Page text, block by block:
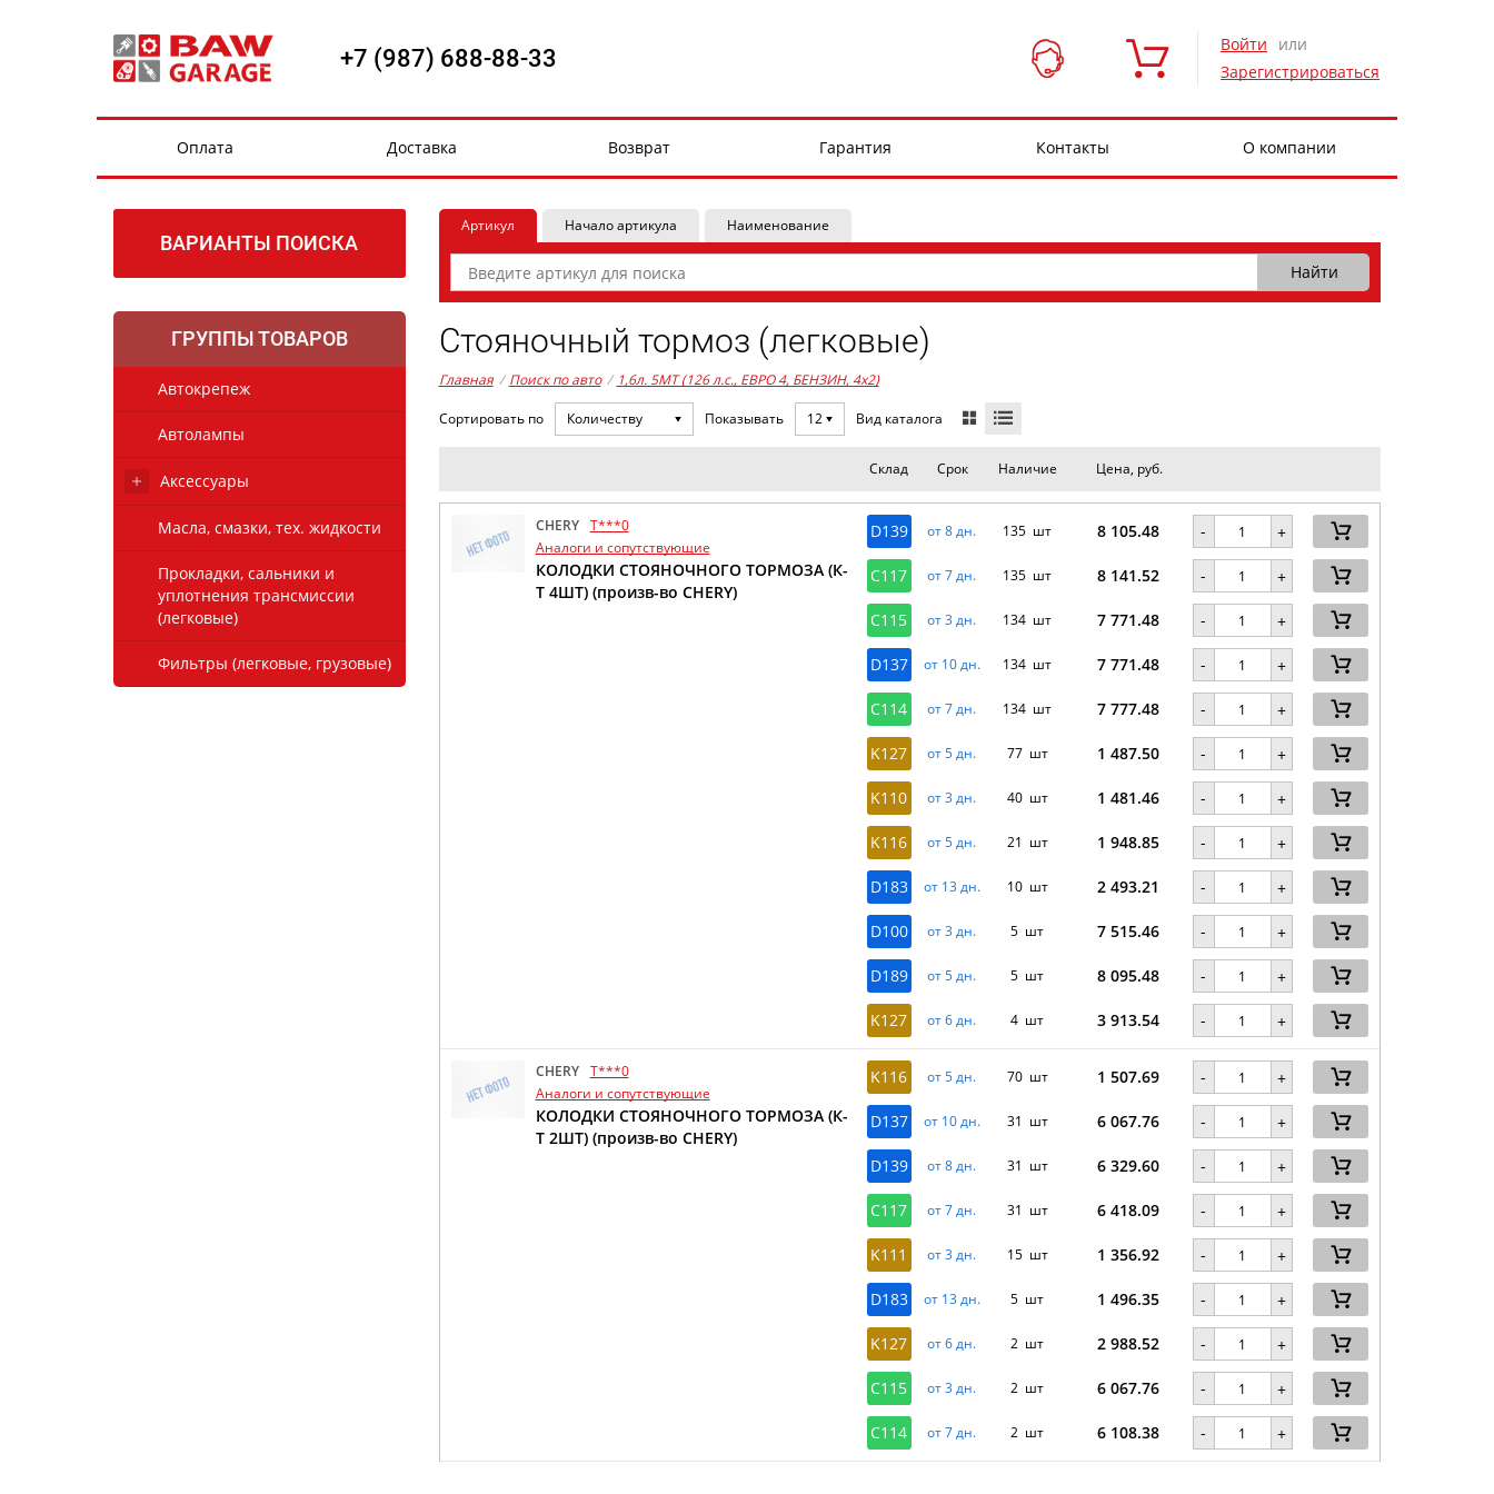
+7 (987) 688-88-33 Войти
или
Зарегистрироваться
Оплата Доставка Возврат Гарантия Контакты О компании
ВАРИАНТЫ ПОИСКА
ГРУППЫ ТОВАРОВ
Автокрепеж
Автолампы
Аксессуары
Масла, смазки, тех. жидкости
Прокладки, сальники и
уплотнения трансмиссии
(легковые)
Фильтры (легковые, грузовые)
Артикул Начало артикула Наименование
Стояночный тормоз (легковые)
Главная / Поиск по авто / 1,6л. 5MT (126 л.с., ЕВРО 4, БЕНЗИН, 4x2)
Сортировать по Количеству Показывать 12 Вид каталога
Склад Срок Наличие Цена, руб.
CHERY
T***0
Аналоги и сопутствующие
КОЛОДКИ СТОЯНОЧНОГО ТОРМОЗА (К-
Т 4ШТ) (произв-во CHERY)
D139 от 8 дн. 135 шт 8 105.48 - +
C117 от 7 дн. 135 шт 8 141.52 - +
C115 от 3 дн. 134 шт 7 771.48 - +
D137 от 10 дн. 134 шт 7 771.48 - +
C114 от 7 дн. 134 шт 7 777.48 - +
K127 от 5 дн. 77 шт 1 487.50 - +
K110 от 3 дн. 40 шт 1 481.46 - +
K116 от 5 дн. 21 шт 1 948.85 - +
D183 от 13 дн. 10 шт 2 493.21 - +
D100 от 3 дн. 5 шт 7 515.46 - +
D189 от 5 дн. 5 шт 8 095.48 - +
K127 от 6 дн. 4 шт 3 913.54 - +
CHERY
T***0
Аналоги и сопутствующие
КОЛОДКИ СТОЯНОЧНОГО ТОРМОЗА (К-
Т 2ШТ) (произв-во CHERY)
K116 от 5 дн. 70 шт 1 507.69 - +
D137 от 10 дн. 31 шт 6 067.76 - +
D139 от 8 дн. 31 шт 6 329.60 - +
C117 от 7 дн. 31 шт 6 418.09 - +
K111 от 3 дн. 15 шт 1 356.92 - +
D183 от 13 дн. 5 шт 1 496.35 - +
K127 от 6 дн. 2 шт 2 988.52 - +
C115 от 3 дн. 2 шт 6 067.76 - +
C114 от 7 дн. 2 шт 6 108.38 - +